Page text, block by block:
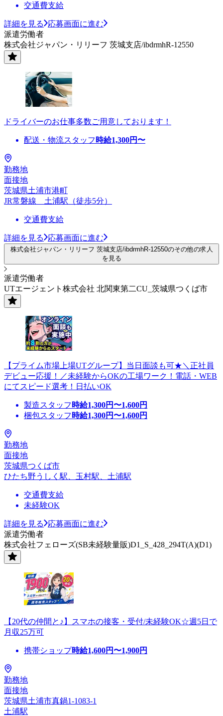
交通費支給
詳細を見る
応募画面に進む
派遣労働者
株式会社ジャパン・リリーフ 茨城支店/ibdrmhR-12550
ドライバーのお仕事多数ご用意しております！
配送・物流スタッフ 時給1,300円〜
勤務地
面接地
茨城県土浦市港町
JR常磐線 土浦駅（徒歩5分）
交通費支給
詳細を見る 応募画面に進む
株式会社ジャパン・リリーフ 茨城支店/ibdrmhR-12550のその他の求人
を見る
派遣労働者
UTエージェント株式会社 北関東第二CU_茨城県つくば市
【プライム市場上場UTグループ】当日面談も可★＼正社員
デビュー応援！／未経験からOKの工場ワーク！電話・WEB
にてスピード選考！日払いOK
製造スタッフ 時給1,300円〜1,600円
梱包スタッフ 時給1,300円〜1,600円
勤務地
面接地
茨城県つくば市
ひたち野うしく駅、玉村駅、土浦駅
交通費支給
未経験OK
詳細を見る
応募画面に進む
派遣労働者
株式会社フェローズ(SB未経験量販)D1_S_428_294T(A)(D1)
【20代の仲間と♪】スマホの接客・受付/未経験OK☆週5日で
月収25万可
携帯ショップ時給1,600円〜1,900円
勤務地
面接地
茨城県土浦市真鍋1-1083-1
土浦駅